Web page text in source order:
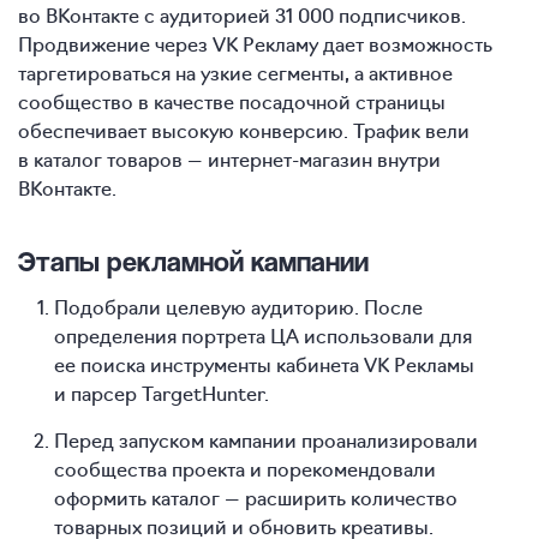
во ВКонтакте с аудиторией 31 000 подписчиков.
Продвижение через VK Рекламу дает возможность
таргетироваться на узкие сегменты, а активное
сообщество в качестве посадочной страницы
обеспечивает высокую конверсию. Трафик вели
в каталог товаров — интернет-магазин внутри
ВКонтакте.
Этапы рекламной кампании
Подобрали целевую аудиторию. После
определения портрета ЦА использовали для
ее поиска инструменты кабинета VK Рекламы
и парсер TargetHunter.
Перед запуском кампании проанализировали
сообщества проекта и порекомендовали
оформить каталог — расширить количество
товарных позиций и обновить креативы.